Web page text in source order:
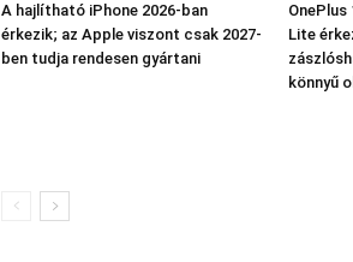
A hajlítható iPhone 2026-ban
érkezik; az Apple viszont csak 2027-
ben tudja rendesen gyártani
OnePlus
Lite
könnyű